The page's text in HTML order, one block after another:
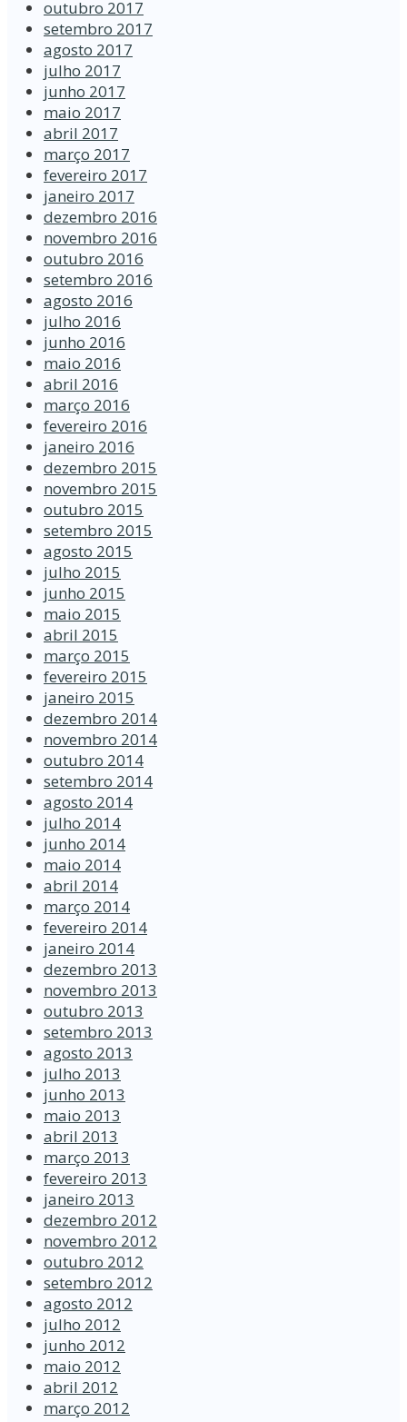
outubro 2017
setembro 2017
agosto 2017
julho 2017
junho 2017
maio 2017
abril 2017
março 2017
fevereiro 2017
janeiro 2017
dezembro 2016
novembro 2016
outubro 2016
setembro 2016
agosto 2016
julho 2016
junho 2016
maio 2016
abril 2016
março 2016
fevereiro 2016
janeiro 2016
dezembro 2015
novembro 2015
outubro 2015
setembro 2015
agosto 2015
julho 2015
junho 2015
maio 2015
abril 2015
março 2015
fevereiro 2015
janeiro 2015
dezembro 2014
novembro 2014
outubro 2014
setembro 2014
agosto 2014
julho 2014
junho 2014
maio 2014
abril 2014
março 2014
fevereiro 2014
janeiro 2014
dezembro 2013
novembro 2013
outubro 2013
setembro 2013
agosto 2013
julho 2013
junho 2013
maio 2013
abril 2013
março 2013
fevereiro 2013
janeiro 2013
dezembro 2012
novembro 2012
outubro 2012
setembro 2012
agosto 2012
julho 2012
junho 2012
maio 2012
abril 2012
março 2012